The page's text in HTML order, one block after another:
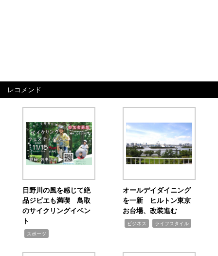
レコメンド
日野川の風を感じて絶
品ジビエも満喫 鳥取
のサイクリングイベン
ト
スポーツ
オールデイダイニング
を一新 ヒルトン東京
お台場、改装進む
ビジネス ライフスタイル